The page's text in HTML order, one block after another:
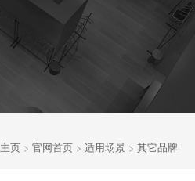
主页> 官网首页> 适用场景> 其它品牌